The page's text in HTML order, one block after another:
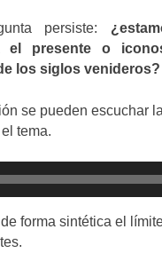
persiste:
el presente o
los siglos venideros?
se pueden escuchar
tema.
forma sintética el